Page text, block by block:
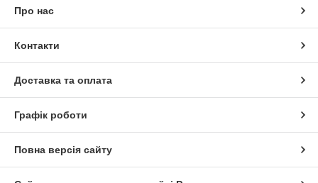
Про нас
Контакти
Доставка та оплата
Графік роботи
Повна версія сайту